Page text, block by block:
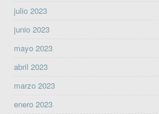
julio 2023
junio 2023
mayo 2023
abril 2023
marzo 2023
enero 2023